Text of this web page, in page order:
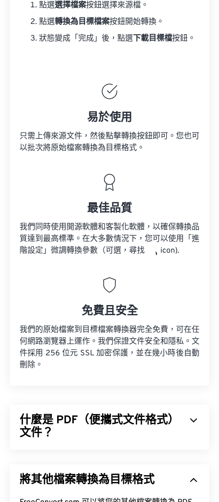
點選選擇檔案按鈕選擇來源檔。
點選轉換為目標檔案按鈕開始轉換。
狀態變成「完成」後，點選 下載目標檔按鈕。
易於使用
只需上傳來源文件，然後點擊轉換按鈕即可。您也可
以批次將原始檔案轉換為目標格式。
最佳品質
我們同時使用開源軟體和客製化軟體，以確保轉換品
質達到最高標準。在大多數情況下，您可以使用「進
階設定」微調轉換參數（可選，尋找
icon).
免費且安全
我們的原始檔案到目標檔案轉換器完全免費，可在任
何網路瀏覽器上運作。我們保證文件安全和隱私。文
件採用 256 位元 SSL 加密保護，並在幾小時後自動
刪除。
什麼是 PDF（便攜式文件格式）
文件？
類型之一。 PDF 如此受歡迎的原因在於它可以保留
將其他檔案轉換為目標格式